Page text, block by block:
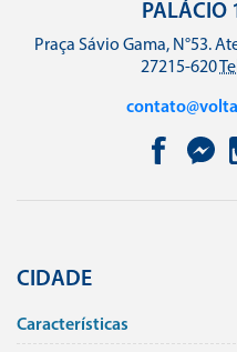
PALÁCIO
Praça Sávio Gama, N°53.
27215-620
CIDADE
Caracterí­sticas